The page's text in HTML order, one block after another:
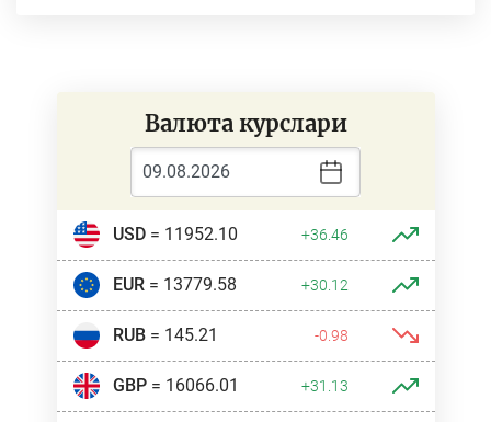
Валюта курслари
USD= 11952.10 +36.46
EUR= 13779.58 +30.12
RUB= 145.21 -0.98
GBP= 16066.01 +31.13